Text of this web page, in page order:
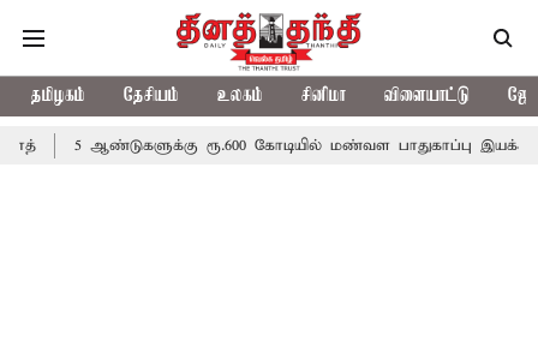
தமிழகம் தேசியம் உலகம் சினிமா விளையாட்டு
ரூ.600 கோடியில் மண்வள பாதுகாப்பு இயக்கம்